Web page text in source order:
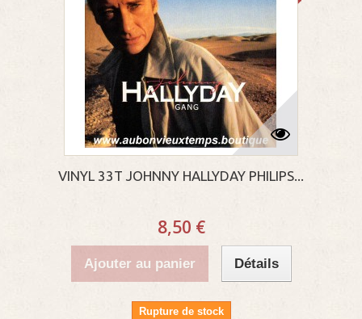
VINYL 33T JOHNNY HALLYDAY PHILIPS...
8,50 €
Ajouter au panier Détails
Rupture de stock